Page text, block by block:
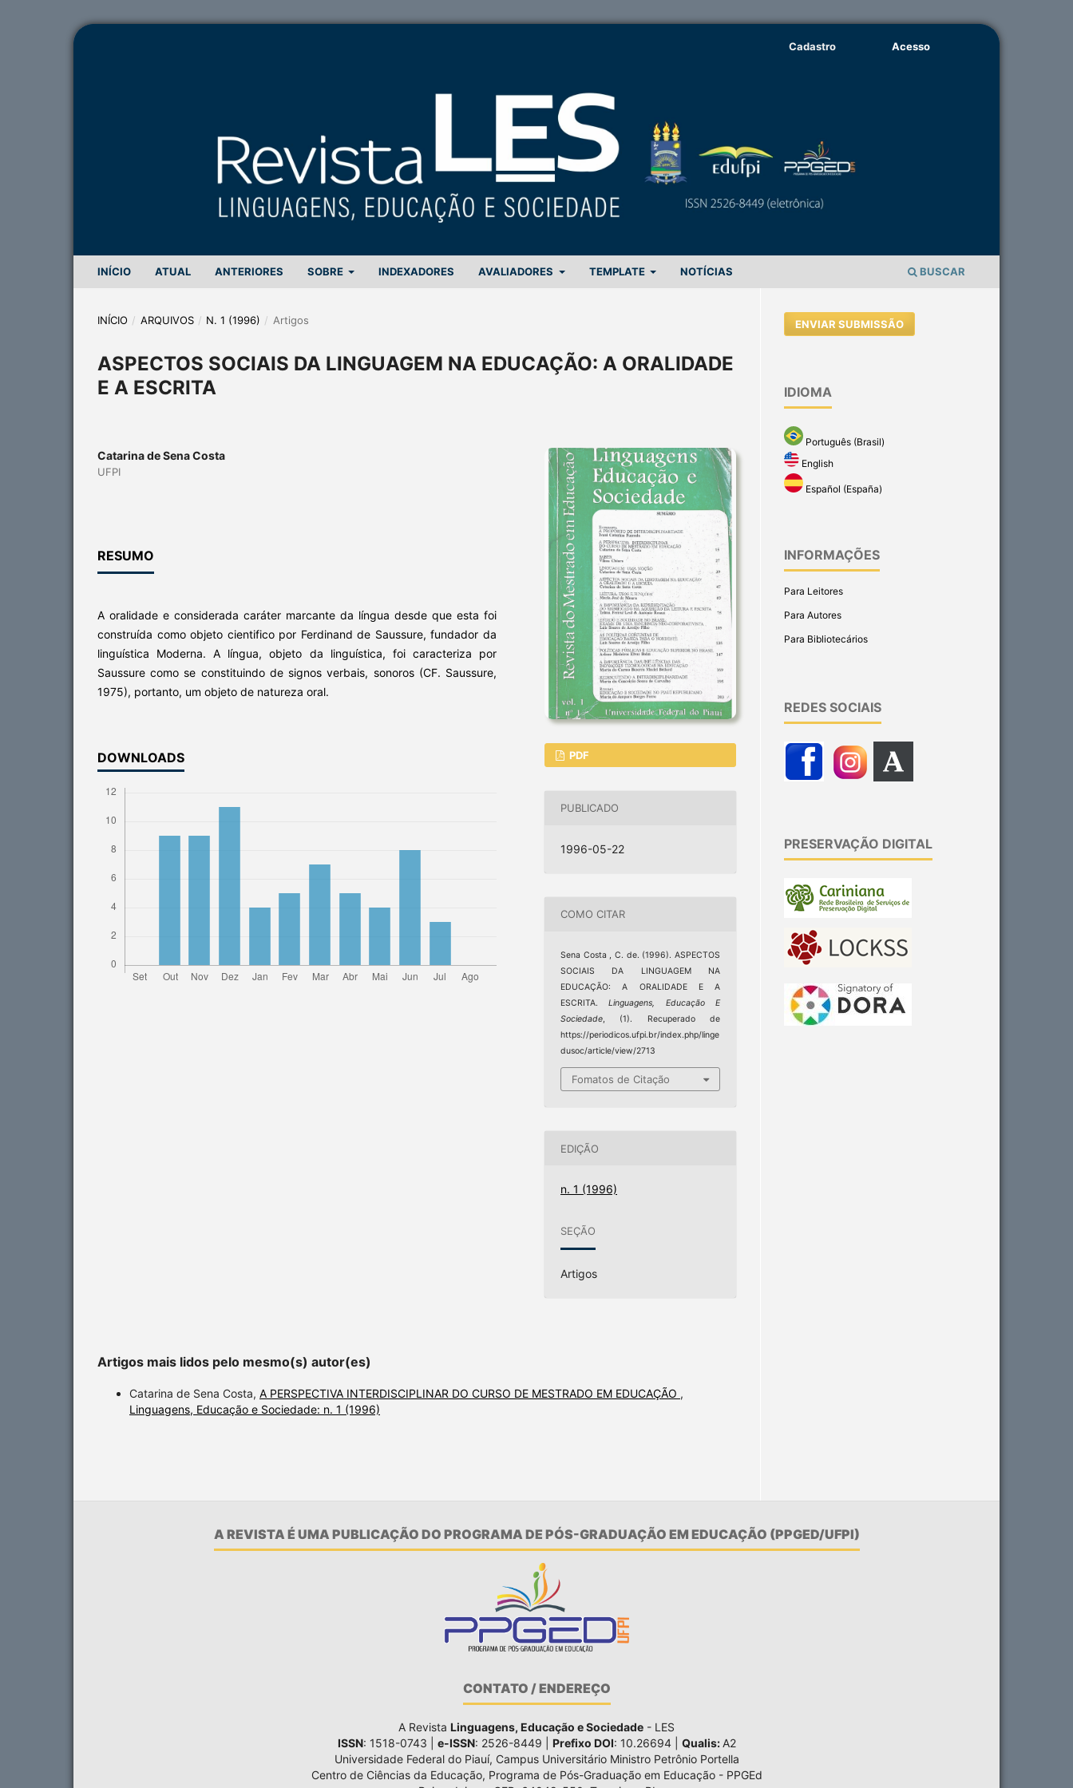
INÍCIO ATUAL ANTERIORES SOBRE INDEXADORES AVALIADORES TEMPLATE NOTÍCIAS BUSCAR
Cadastro Acesso
INÍCIO / ARQUIVOS / N. 1 (1996) / Artigos
ASPECTOS SOCIAIS DA LINGUAGEM NA EDUCAÇÃO: A ORALIDADE
E A ESCRITA
Catarina de Sena Costa
UFPI
RESUMO
A oralidade e considerada caráter marcante da língua desde que esta foi
construída como objeto cientifico por Ferdinand de Saussure, fundador da
linguística Moderna. A língua, objeto da linguística, foi caracteriza por
Saussure como se constituindo de signos verbais, sonoros (CF. Saussure,
1975), portanto, um objeto de natureza oral.
DOWNLOADS PDF
PUBLICADO
1996-05-22
COMO CITAR
Sena Costa , C. de. (1996). ASPECTOS
SOCIAIS DA LINGUAGEM NA
EDUCAÇÃO: A ORALIDADE E A
ESCRITA.Linguagens, Educação E
Sociedade, (1). Recuperado de
https://periodicos.ufpi.br/index.php/linge
dusoc/article/view/2713
Fomatos de Citação
EDIÇÃO
n. 1 (1996)
SEÇÃO
Artigos
Artigos mais lidos pelo mesmo(s) autor(es)
Catarina de Sena Costa, A PERSPECTIVA INTERDISCIPLINAR DO CURSO DE MESTRADO EM EDUCAÇÃO ,
Linguagens, Educação e Sociedade: n. 1 (1996)
ENVIAR SUBMISSÃO
IDIOMA
Português (Brasil)
English
Español (España)
INFORMAÇÕES
Para Leitores
Para Autores
Para Bibliotecários
REDES SOCIAIS
PRESERVAÇÃO DIGITAL
A REVISTA É UMA PUBLICAÇÃO DO PROGRAMA DE PÓS-GRADUAÇÃO EM EDUCAÇÃO (PPGED/UFPI)
CONTATO / ENDEREÇO
A Revista Linguagens, Educação e Sociedade - LES
ISSN: 1518-0743 | e-ISSN: 2526-8449 | Prefixo DOI: 10.26694 | Qualis: A2
Universidade Federal do Piauí, Campus Universitário Ministro Petrônio Portella
Centro de Ciências da Educação, Programa de Pós-Graduação em Educação - PPGEd